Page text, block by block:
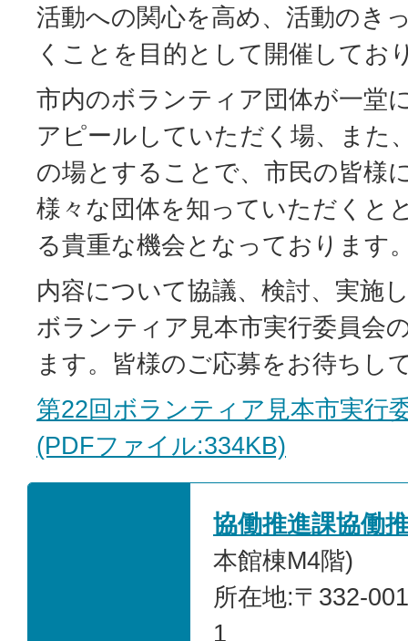
活動への関心を高め、活動のき
くことを目的として開催してお
市内のボランティア団体が一堂
アピールしていただく場、また
の場とすることで、市民の皆様
様々な団体を知っていただくと
る貴重な機会となっております
内容について協議、検討、実施
ボランティア見本市実行委員会
ます。皆様のご応募をお待ちし
第22回ボランティア見本市実行
(PDFファイル:334KB)
協働推進課協働
本館棟M4階)
所在地:〒332-
1